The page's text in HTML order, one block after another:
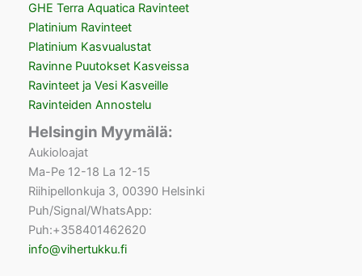
GHE Terra Aquatica Ravinteet
Platinium Ravinteet
Platinium Kasvualustat
Ravinne Puutokset Kasveissa
Ravinteet ja Vesi Kasveille
Ravinteiden Annostelu
Helsingin Myymälä:
Aukioloajat
Ma-Pe 12-18 La 12-15
Riihipellonkuja 3, 00390 Helsinki
Puh/Signal/WhatsApp:
Puh:+358401462620
info@vihertukku.fi